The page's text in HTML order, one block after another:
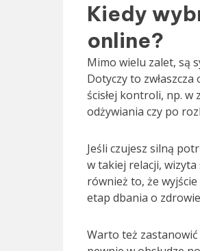
Kiedy
online?
Mimo wielu zalet, są
Dotyczy to
ścisłej kontroli, np.
odżywiania czy po
Jeśli czujesz silną
w takiej relacji,
również to, że
etap dbania o
Warto też